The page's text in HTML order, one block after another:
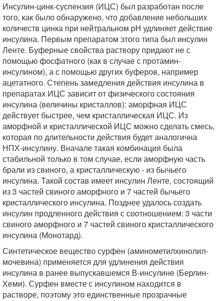
Инсулин-цинк-суспензия (ИЦС) был разработан после
того, как было обнаружено, что добавление небольших
количеств цинка при нейтральном рН удлиняет действие
инсулина. Первым препаратом этого типа был инсулин
Ленте. Буферные свойства раствору придают не с
помощью фосфатного (как в случае с протамин-
инсулином), а с помощью других буферов, например
ацетатного. Степень замедления действия инсулина в
препаратах ИЦС зависит от физического состояния
инсулина (величины кристаллов): аморфная ИЦС
действует быстрее, чем кристаллическая ИЦС. Из
аморфной и кристаллической ИЦС можно сделать смесь,
которая по длительности действия будет аналогична
НПХ-инсулину. Вначале такая комбинация была
стабильной только в том случае, если аморфную часть
брали из свиного, а кристаллическую - из бычьего
инсулина. Такой состав имеет инсулин Ленте, состоящий
из 3 частей свиного аморфного и 7 частей бычьего
кристаллического инсулина. Позднее удалось создать
инсулин продленного действия с соотношением: 3 части
свиного аморфного и 7 частей свиного кристаллического
инсулина (Монотард).
Синтетическое вещество сурфен (аминометилхинолил-
мочевина) применяется для удлинения действия
инсулина в ранее выпускавшемся В-инсулине (Берлин-
Хеми). Сурфен вместе с инсулином находится в
растворе, поэтому это единственные прозрачные